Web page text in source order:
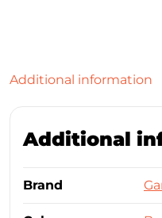
Additional information
Additional
Brand